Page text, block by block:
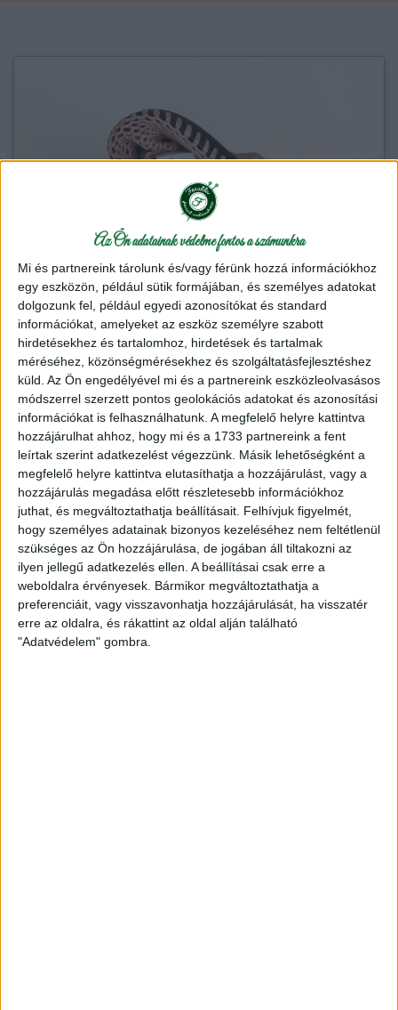
Az Ön adatainak védelme fontos a számunkra
Mi és partnereink tárolunk és/vagy férünk hozzá információkhoz
egy eszközön, például sütik formájában, és személyes adatokat
dolgozunk fel, például egyedi azonosítókat és standard
információkat, amelyeket az eszköz személyre szabott
hirdetésekhez és tartalomhoz, hirdetések és tartalmak
méréséhez, közönségmérésekhez és szolgáltatásfejlesztéshez
küld. Az Ön engedélyével mi és a partnereink eszközleolvasásos
módszerrel szerzett pontos geolokációs adatokat és azonosítási
információkat is felhasználhatunk. A megfelelő helyre kattintva
hozzájárulhat ahhoz, hogy mi és a 1733 partnereink a fent
leírtak szerint adatkezelést végezzünk. Másik lehetőségként a
megfelelő helyre kattintva elutasíthatja a hozzájárulást, vagy a
hozzájárulás megadása előtt részletesebb információkhoz
juthat, és megváltoztathatja beállításait. Felhívjuk figyelmét,
hogy személyes adatainak bizonyos kezeléséhez nem feltétlenül
szükséges az Ön hozzájárulása, de jogában áll tiltakozni az
ilyen jellegű adatkezelés ellen. A beállításai csak erre a
weboldalra érvényesek. Bármikor megváltoztathatja a
preferenciáit, vagy visszavonhatja hozzájárulását, ha visszatér
erre az oldalra, és rákattint az oldal alján található
"Adatvédelem" gombra.
Rugalmas és személyre szabható!
A robusztus műanyag TPU rugalmassága praktikus
feldolgozást tesz lehetővé, és kényelmes illeszkedést
garantál. A műanyag csúszásmentes, vízálló és rendkívül
tartós. 100%-ban újrahasznosítható és káros anyagoktól
mentes. A talpak legfeljebb 60°C-on mosógépben
moshatók.